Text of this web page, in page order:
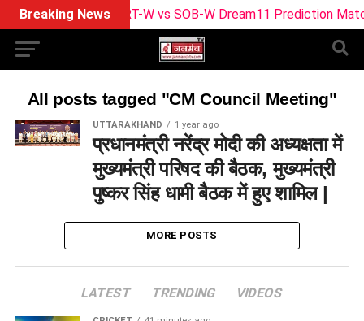
Breaking NewsTRT-W vs SOB-W Dream11 Prediction
All posts tagged "CM Council Meeting"
UTTARAKHAND 1 year ago
प्रधानमंत्री नरेंद्र मोदी की अध्यक्षता में
मुख्यमंत्री परिषद की बैठक, मुख्यमंत्री
पुष्कर सिंह धामी बैठक में हुए शामिल |
MORE POSTS
LATEST TRENDING VIDEOS